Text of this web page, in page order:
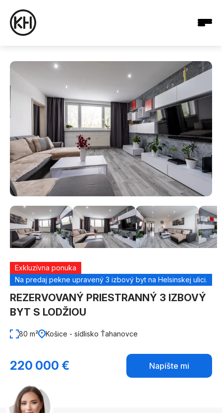
Exkluzívna ponuka
Na predaj pekne upravený 3 izbový byt na Helsinskej ulici.
REZERVOVANÝ PRIESTRANNÝ 3 IZBOVÝ
BYT S LODŽIOU
80 m² Košice - sídlisko Ťahanovce
220 000 € Napíšte mi